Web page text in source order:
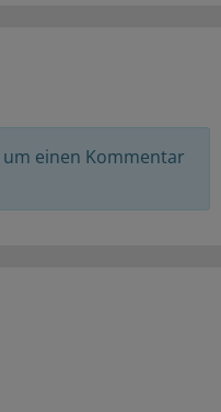
einen Kommentar